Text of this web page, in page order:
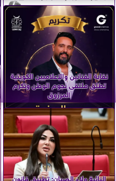
نقابة الفنانين والإعلاميين الكويتية
تطلق ملتقى نجوم الوطن وتكرم
المرزوق
النائبة ولاء الصبان: تطبيق قانون